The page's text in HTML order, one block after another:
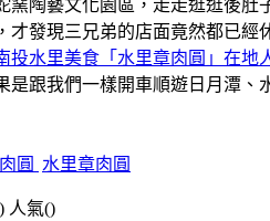
窯陶藝文化園區，走走逛逛後
才發現三兄弟的店面竟然都已
投水里美食「水里章肉圓」在地
是跟我們一樣開車順遊日月潭
圓 水里章肉圓
人氣()